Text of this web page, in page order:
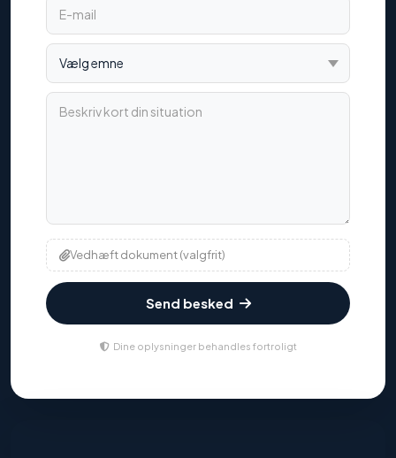
Vælg emne
Beskriv kort din situation
Vedhæft dokument (valgfrit)
Send besked
Dine oplysninger behandles fortroligt